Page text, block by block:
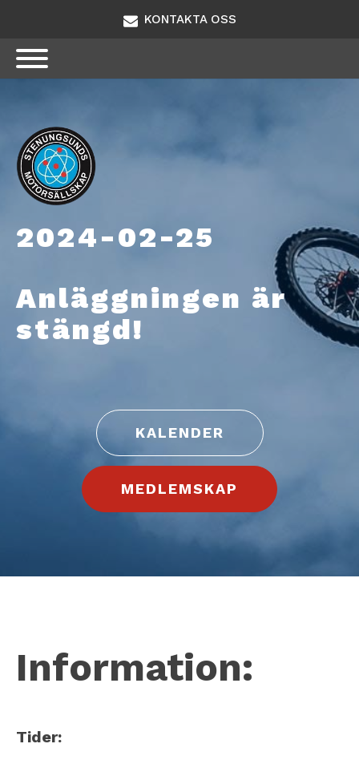
KONTAKTA OSS
2024-02-25
Anläggningen är
stängd!
KALENDER
MEDLEMSKAP
Information:
Tider: